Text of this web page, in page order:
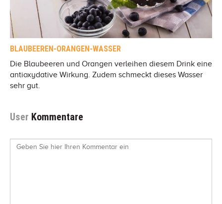
BLAUBEEREN-ORANGEN-WASSER
Die Blaubeeren und Orangen verleihen diesem Drink eine
antioxydative Wirkung. Zudem schmeckt dieses Wasser
sehr gut.
User Kommentare